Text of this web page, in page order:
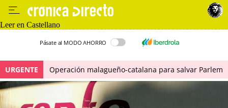
Leer en Castellano
Pásate al MODO AHORRO
URGENTE Operación malagueño-catalana para salvar Parlem